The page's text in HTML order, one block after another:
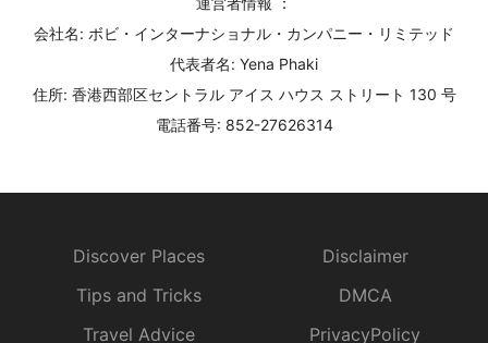
会社名: ボビ・インターナショナル・カンパニー・リミテッド
代表者名: Yena Phaki
住所: 香港西部区セントラル アイス ハウス ストリート 130 号
電話番号: 852-27626314
Discover Places
Tips and Tricks
Travel Advice
Disclaimer
DMCA
PrivacyPolicy